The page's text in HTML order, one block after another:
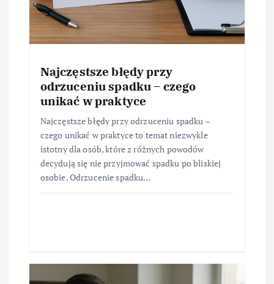
Najczęstsze błędy przy
odrzuceniu spadku – czego
unikać w praktyce
Najczęstsze błędy przy odrzuceniu spadku –
czego unikać w praktyce to temat niezwykle
istotny dla osób, które z różnych powodów
decydują się nie przyjmować spadku po bliskiej
osobie. Odrzucenie spadku…